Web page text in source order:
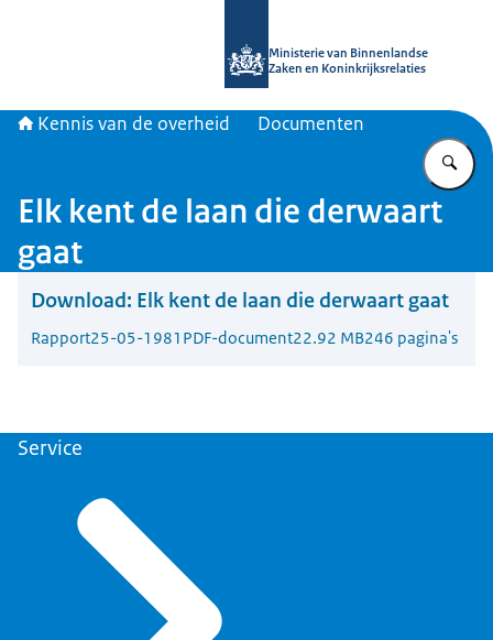
Ministerie van Binnenlandse
Zaken en Koninkrijksrelaties
Kennis van de overheid Documenten
Elk kent de laan die derwaart
gaat
Download: Elk kent de laan die derwaart gaat
Rapport25-05-1981 PDF-document22.92 MB246 pagina's
Service